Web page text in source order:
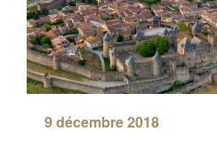
9 décembre 2018